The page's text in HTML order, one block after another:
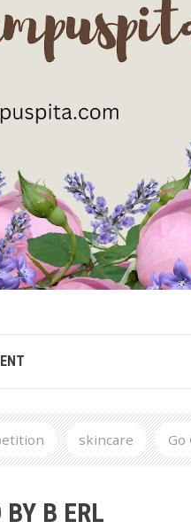
skincare Go
BY B ERL